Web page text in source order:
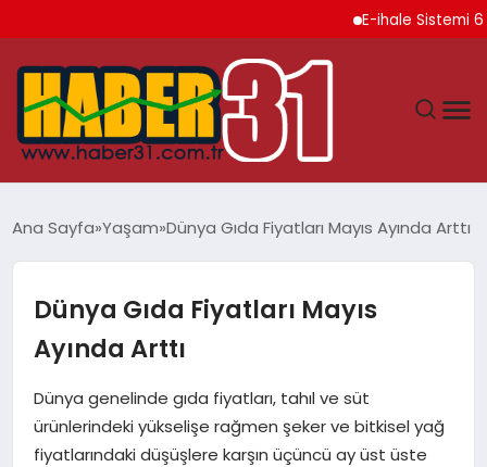
E-ihale Sistemi 6
HATAY
YAŞAM
GÜNDEM
Ana Sayfa Yaşam Dünya Gıda Fiyatları Mayıs Ayında Arttı
Dünya Gıda Fiyatları Mayıs
Ayında Arttı
Dünya genelinde gıda fiyatları, tahıl ve süt
ürünlerindeki yükselişe rağmen şeker ve bitkisel yağ
fiyatlarındaki düşüşlere karşın üçüncü ay üst üste